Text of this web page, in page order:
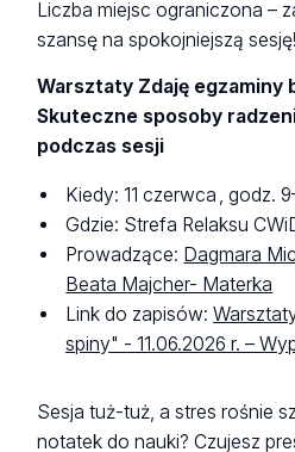
Liczba miejsc ograniczona –
szansę na spokojniejszą sesję!
Warsztaty Zdaję egzaminy
Skuteczne sposoby
podczas sesji
Kiedy: 11 czerwca , godz.
Gdzie: Strefa Relaksu
Prowadzące: Dagmara
Beata Majcher- Materka
Link do zapisów:
spiny" - 11.06.2026 r. –
Sesja tuż-tuż, a stres rośnie
notatek do nauki? Czujesz